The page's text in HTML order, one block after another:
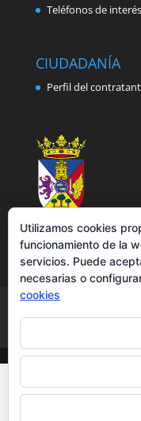
Teléfonos de interés
CIUDADANÍA
Perfil del
Política de
Utilizamos cookies
funcionamiento de la
servicios. Puede
necesarias o
cookies